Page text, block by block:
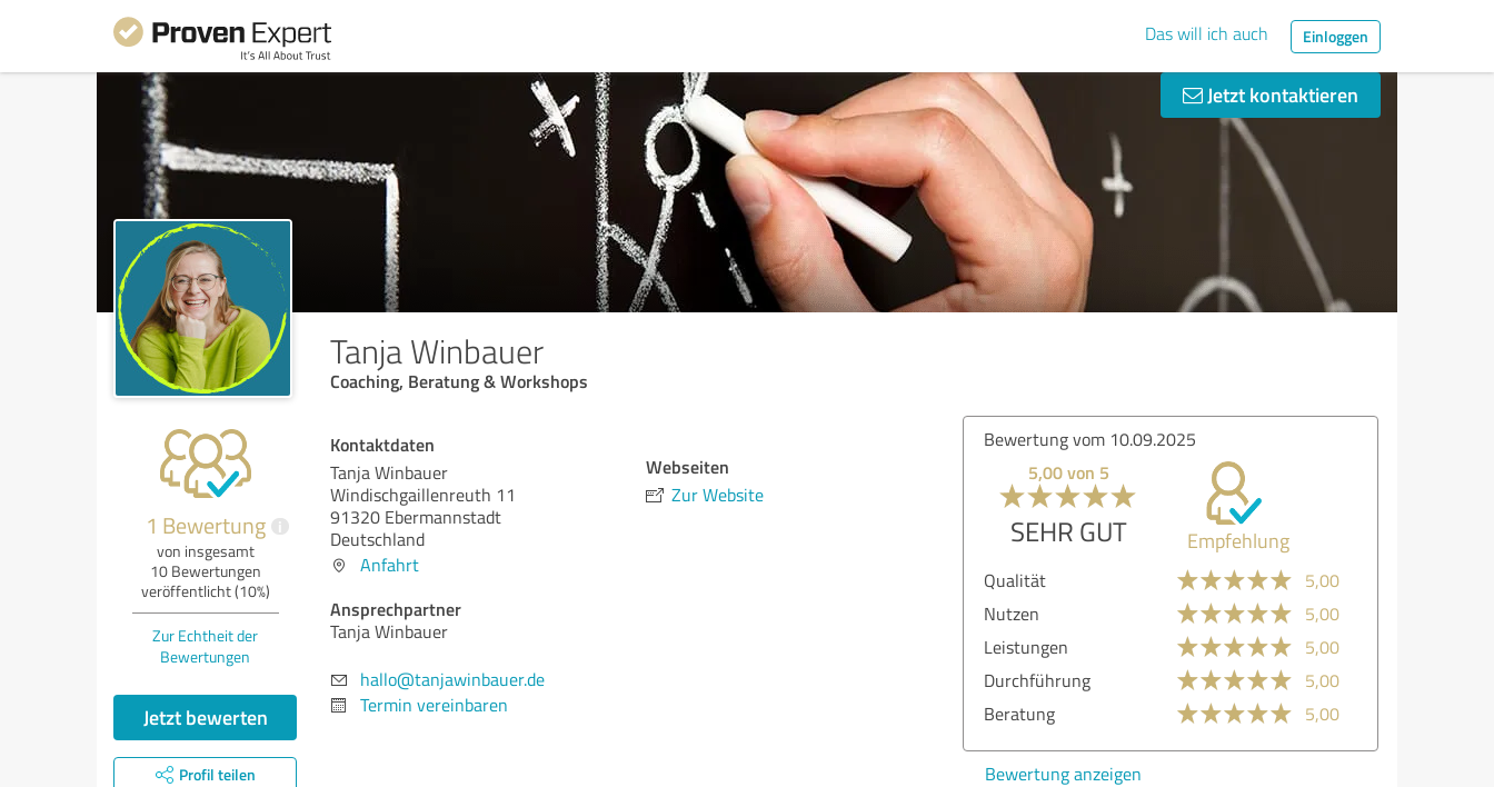
Das will ich auch Einloggen
Jetzt kontaktieren
Tanja Winbauer
Coaching, Beratung & Workshops
1 Bewertung i
von insgesamt
10 Bewertungen
veröffentlicht (10%)
Zur Echtheit der
Bewertungen
Jetzt bewerten
Profil teilen
Kontaktdaten
Tanja Winbauer
Windischgaillenreuth 11
91320 Ebermannstadt
Deutschland
Anfahrt
Ansprechpartner
Tanja Winbauer
hallo@tanjawinbauer.de
Termin vereinbaren
Webseiten
Zur Website
Bewertung vom 10.09.2025
5,00 von 5
SEHR GUT Empfehlung
Qualität
5,00
Nutzen
5,00
Leistungen
5,00
Durchführung
5,00
Beratung
5,00
Bewertung anzeigen